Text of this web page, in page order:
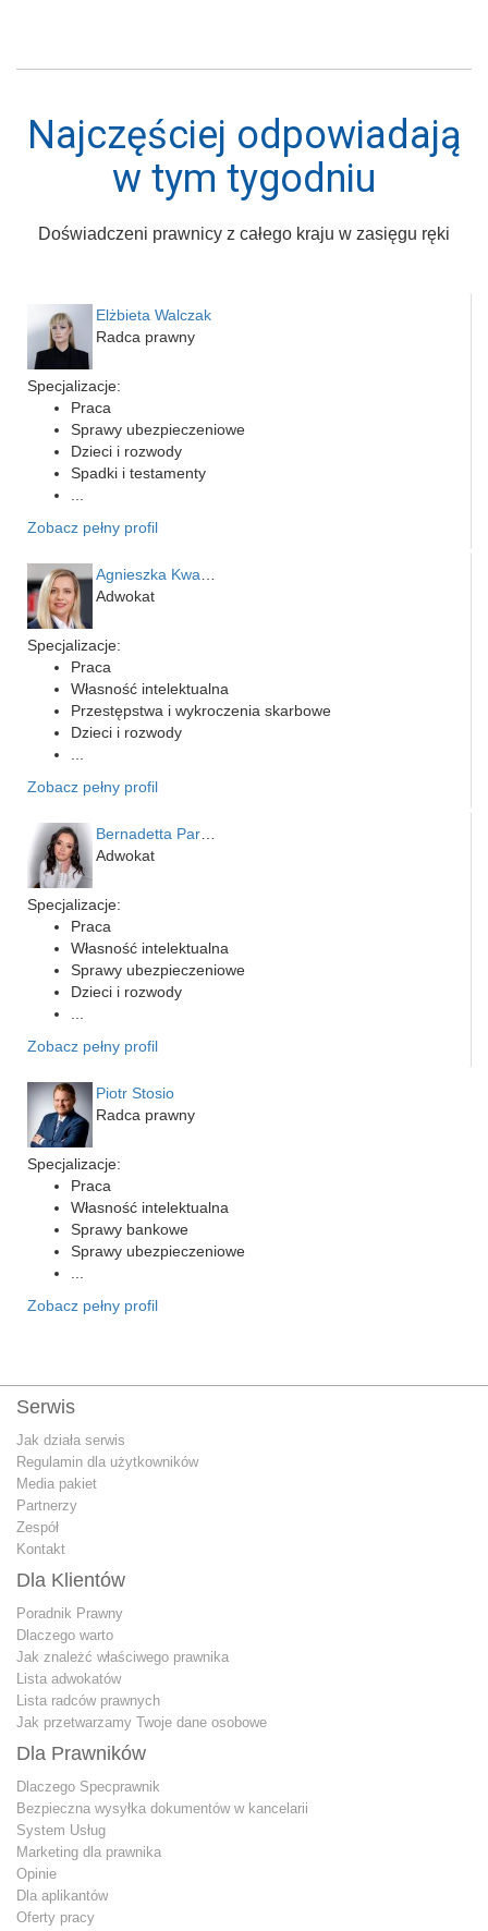
Najczęściej odpowiadają
w tym tygodniu
Doświadczeni prawnicy z całego kraju w zasięgu ręki
Elżbieta Walczak
Radca prawny
Specjalizacje:
Praca
Sprawy ubezpieczeniowe
Dzieci i rozwody
Spadki i testamenty
Zobacz pełny profil
Adwokat
Specjalizacje:
Praca
Własność intelektualna
Przestępstwa i wykroczenia skarbowe
Dzieci i rozwody
Zobacz pełny profil
Adwokat
Specjalizacje:
Praca
Własność intelektualna
Sprawy ubezpieczeniowe
Dzieci i rozwody
Zobacz pełny profil
Piotr Stosio
Radca prawny
Specjalizacje:
Praca
Własność intelektualna
Sprawy bankowe
Sprawy ubezpieczeniowe
Zobacz pełny profil
Serwis
Jak działa serwis
Regulamin dla użytkowników
Media pakiet
Partnerzy
Zespół
Kontakt
Dla Klientów
Poradnik Prawny
Dlaczego warto
Jak znależć właściwego prawnika
Lista adwokatów
Lista radców prawnych
Jak przetwarzamy Twoje dane osobowe
Dla Prawników
Dlaczego Specprawnik
Bezpieczna wysyłka dokumentów w kancelarii
System Usług
Marketing dla prawnika
Opinie
Dla aplikantów
Oferty pracy